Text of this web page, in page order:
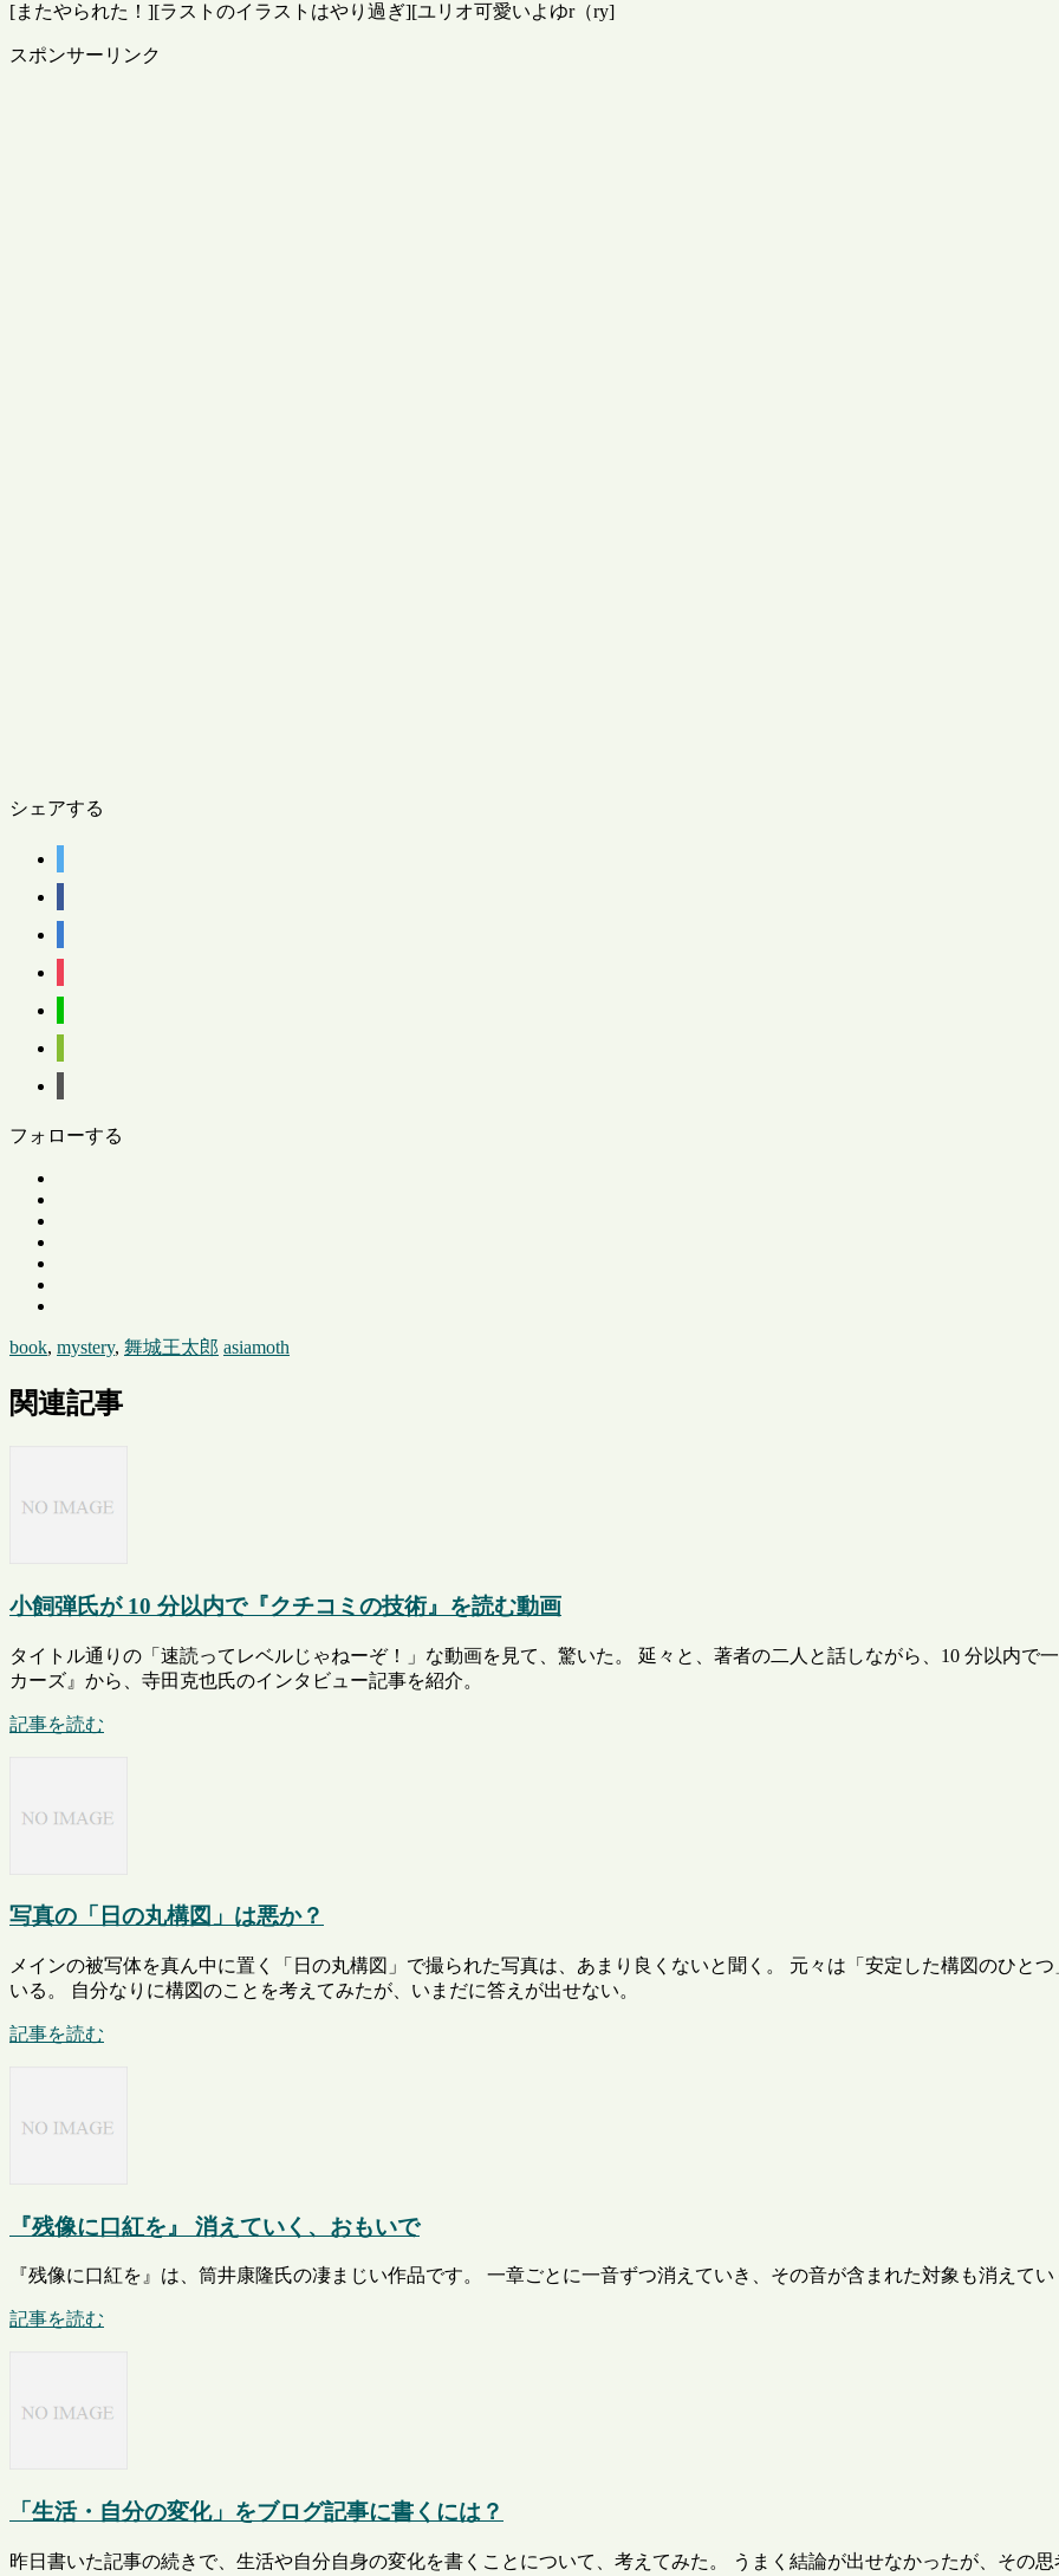
[またやられた！][ラストのイラストはやり過ぎ][ユリオ可愛いよゆr（ry]
スポンサーリンク
シェアする
フォローする
book, mystery, 舞城王太郎 asiamoth
関連記事
小飼弾氏が 10 分以内で『クチコミの技術』を読む動画
タイトル通りの「速読ってレベルじゃねーぞ！」な動画を見て、驚いた。 延々と、著者の二人と話しながら、10 分以内
カーズ』から、寺田克也氏のインタビュー記事を紹介。
記事を読む
写真の「日の丸構図」は悪か？
メインの被写体を真ん中に置く「日の丸構図」で撮られた写真は、あまり良くないと聞く。 元々は「安定した構図のひと
いる。 自分なりに構図のことを考えてみたが、いまだに答えが出せない。
記事を読む
『残像に口紅を』 消えていく、おもいで
『残像に口紅を』は、筒井康隆氏の凄まじい作品です。 一章ごとに一音ずつ消えていき、その音が含まれた対象も消えて
記事を読む
「生活・自分の変化」をブログ記事に書くには？
昨日書いた記事の続きで、生活や自分自身の変化を書くことについて、考えてみた。 うまく結論が出せなかったが、その